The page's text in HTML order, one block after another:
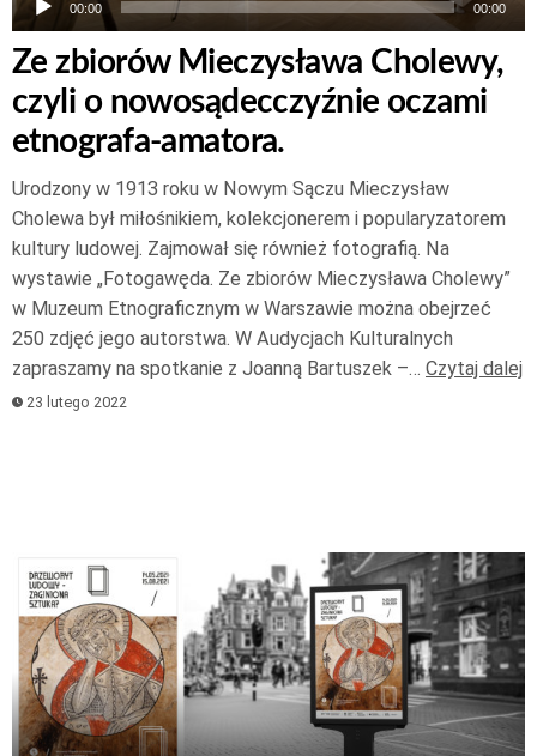
00:00 00:00
Ze zbiorów Mieczysława Cholewy,
czyli o nowosądecczyźnie oczami
etnografa-amatora.
Urodzony w 1913 roku w Nowym Sączu Mieczysław
Cholewa był miłośnikiem, kolekcjonerem i popularyzatorem
kultury ludowej. Zajmował się również fotografią. Na
wystawie „Fotogawęda. Ze zbiorów Mieczysława Cholewy”
w Muzeum Etnograficznym w Warszawie można obejrzeć
250 zdjęć jego autorstwa. W Audycjach Kulturalnych
zapraszamy na spotkanie z Joanną Bartuszek –… Czytaj dalej
23 lutego 2022
Odtwarzacz
plików
dźwiękowych